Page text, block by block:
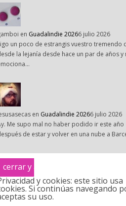
en Guadalindie 20266 julio 2026
un poco de estrangis vuestro tremendo
la lejanía desde hace un par de años y
en Guadalindie 20266 julio 2026
Me supo mal no haber podido ir este año
de estar y volver en una nube a
y cookies: este sitio usa
Si continúas navegando
su uso.